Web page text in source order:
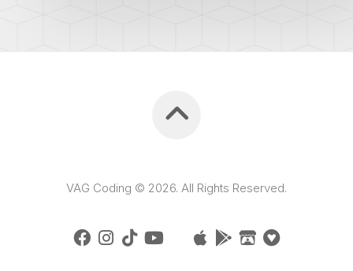
VAG Coding © 2026. All Rights Reserved.